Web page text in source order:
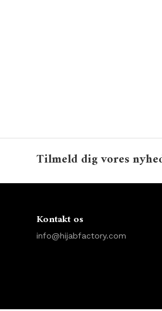
Tilmeld dig vores
Kontakt os
info@hijabfactory.com